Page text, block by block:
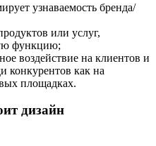
узнаваемость бренда/
или услуг,
функцию;
воздействие на клиентов и
конкурентов как на
площадках.
дизайн